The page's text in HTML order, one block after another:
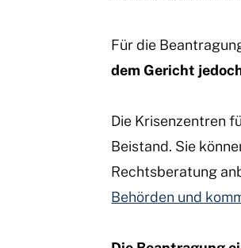
Für die
dem Gericht
Die Krisenzentren
Beistand. Sie
Rechtsberatung
Behörden und